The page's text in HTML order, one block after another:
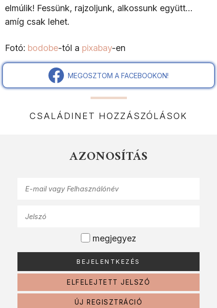
elmúlik! Fessünk, rajzoljunk, alkossunk együtt…
amíg csak lehet.
Fotó: bodobe-tól a pixabay-en
MEGOSZTOM A FACEBOOKON!
CSALÁDINET HOZZÁSZÓLÁSOK
AZONOSÍTÁS
megjegyez
ELFELEJTETT JELSZÓ
ÚJ REGISZTRÁCIÓ